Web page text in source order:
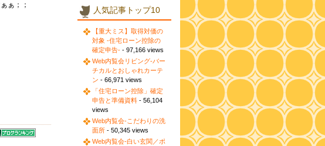
ぁ；；
人気記事トップ10
【重大ミス】取得対価の
対象 -住宅ローン控除の
確定申告- - 97,166 views
Web内覧会リビング-バー
チカルとおしゃれカーテ
ン - 66,971 views
「住宅ローン控除」確定
申告と準備資料 - 56,104
views
Web内覧会-こだわりの洗
面所 - 50,345 views
Web内覧会-白い玄関／ポ